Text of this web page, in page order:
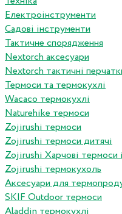
Електроінструменти
Садові інструменти
Тактичне спорядження
Nextorch аксесуари
Nextorch тактичні
Термоси та термокухлі
Wacaco термокухлі
Naturehike термоси
Zojirushi термоси
Zojirushi термоси дитячі
Zojirushi Харчові термоси
Zojirushi термокухоль
Аксесуари для
SKIF Outdoor термоси